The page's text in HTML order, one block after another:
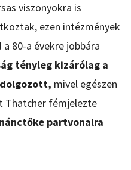
viszonyokra is
ezen intézmények
80-a évekre jobbára
tényleg kizárólag a
mivel egészen
Thatcher fémjelezte
partvonalra